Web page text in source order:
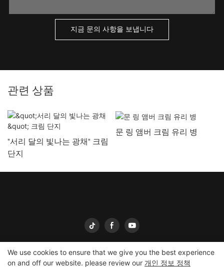
지금 문의 사항을 보냅니다
관련 상품
"서리 달의 빛나는 광채" 크림
단지
문 링 앰버 크림 유리 병
We use cookies to ensure that we give you the best experience
on and off our website. please review our 개인 정보 정책